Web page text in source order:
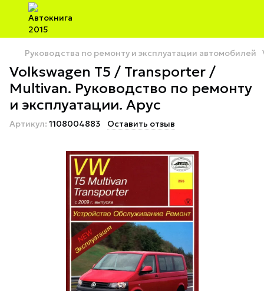
Руководства по ремонту и эксплуатации автомобилей
Volkswagen T5 / Transporter /
Multivan. Руководство по ремонту
и эксплуатации. Арус
Артикул: 1108004883 Оставить отзыв